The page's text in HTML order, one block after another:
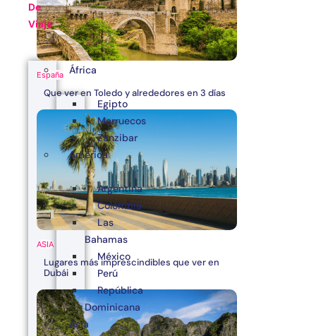
España
Que ver en Toledo y alrededores en 3 días
ASIA
Lugares más imprescindibles que ver en
Dubái
De
Viaje
África
Egipto
Marruecos
Zanzibar
América
Argentina
Colombia
Las
Bahamas
México
Perú
República
Dominicana
Asia